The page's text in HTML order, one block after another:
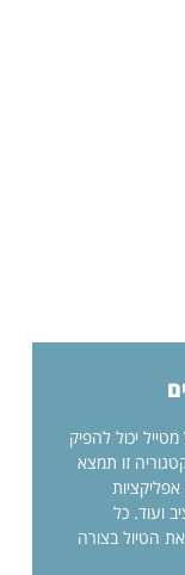
יכול להפיק
זו תמצא
ועוד. כל
הטיול בצורה